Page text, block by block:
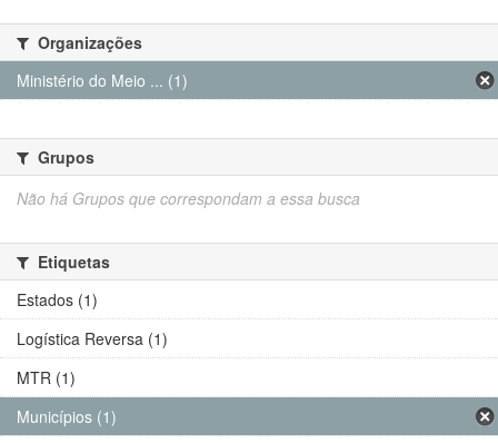
Organizações
Ministério do Meio ... (1)
Grupos
Não há Grupos que correspondam a essa busca
Etiquetas
Estados (1)
Logística Reversa (1)
MTR (1)
Municípios (1)